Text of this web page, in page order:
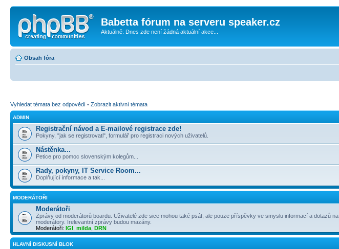
Babetta fórum na serveru speaker.cz
Aktuálně: Dnes zde není žádná aktuální akce...
Obsah fóra
Vyhledat témata bez odpovědí • Zobrazit aktivní témata
ADMIN
Registrační návod a E-mailové registrace zde!
Pokyny, "jak se registrovati", formulář pro registraci nových uživatelů.
Nástěnka...
Petice pro pomoc slovenským kolegům...
Rady, pokyny, IT Service Room...
Doplňující informace a tak...
MODERÁTOŘI
Moderátoři
Zprávy od moderátorů boardu. Uživatelé zde sice mohou také psát, ale pouze příspěvky ve smyslu informací a dotazů na
moderátory. Irelevantní zprávy budou mazány.
Moderátoři: IGI milda DRN
HLAVNÍ DISKUSNÍ BLOK